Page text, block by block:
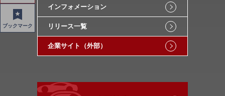
インフォメーション
リリース一覧
企業サイト（外部）
ブックマーク